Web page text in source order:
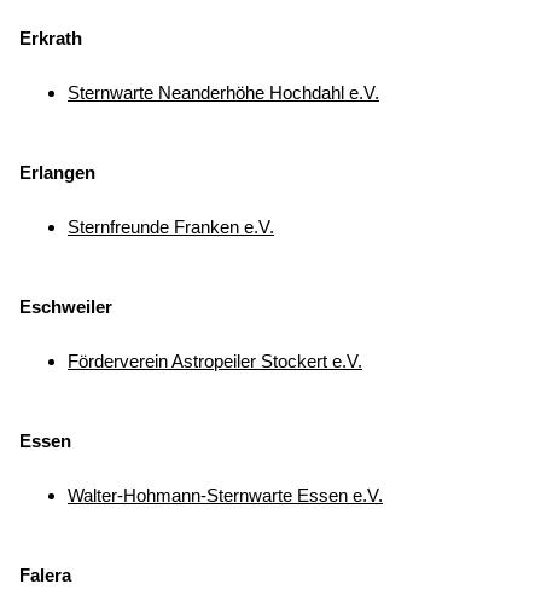
Erkrath
Sternwarte Neanderhöhe Hochdahl e.V.
Erlangen
Sternfreunde Franken e.V.
Eschweiler
Förderverein Astropeiler Stockert e.V.
Essen
Walter-Hohmann-Sternwarte Essen e.V.
Falera